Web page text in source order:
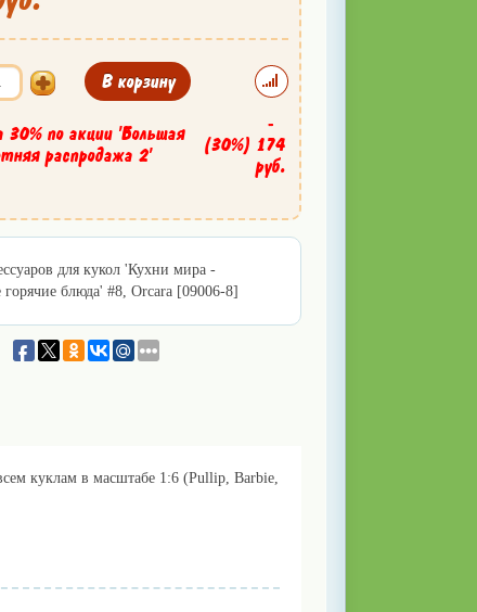
В корзину
30% по акции 'Большая
распродажа 2'
(30%)
-
174
руб.
для кукол 'Кухни мира -
горячие блюда' #8, Orcara [09006-8]
куклам в масштабе 1:6 (Pullip, Barbie,